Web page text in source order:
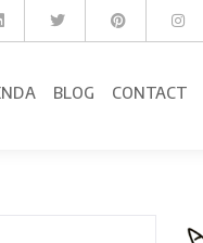
BLOG CONTACT